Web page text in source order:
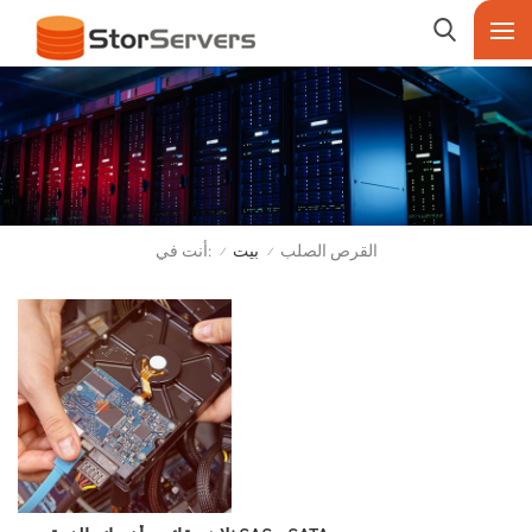
أنت في: / بيت / القرص الصلب